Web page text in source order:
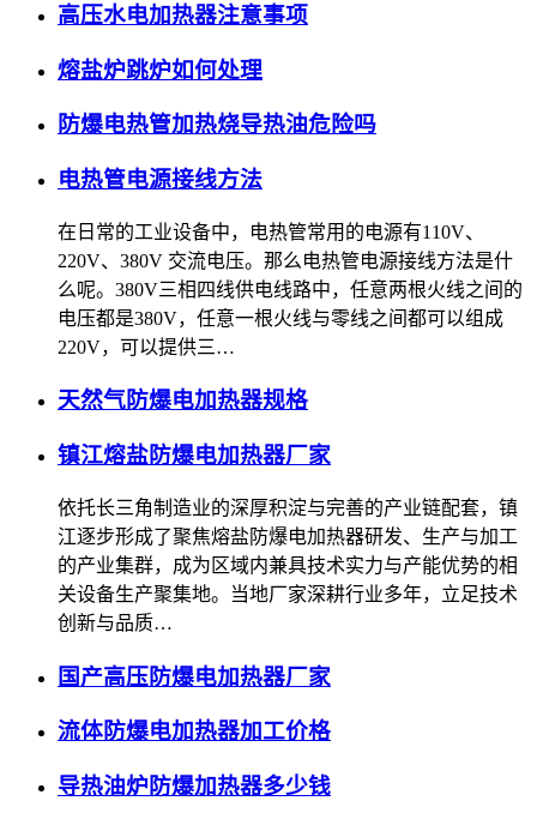
高压水电加热器注意事项
熔盐炉跳炉如何处理
防爆电热管加热烧导热油危险吗
电热管电源接线方法
在日常的工业设备中，电热管常用的电源有110V、
220V、380V 交流电压。那么电热管电源接线方法是什
么呢。380V三相四线供电线路中，任意两根火线之间的
电压都是380V，任意一根火线与零线之间都可以组成
220V，可以提供三…
天然气防爆电加热器规格
镇江熔盐防爆电加热器厂家
依托长三角制造业的深厚积淀与完善的产业链配套，镇
江逐步形成了聚焦熔盐防爆电加热器研发、生产与加工
的产业集群，成为区域内兼具技术实力与产能优势的相
关设备生产聚集地。当地厂家深耕行业多年，立足技术
创新与品质…
国产高压防爆电加热器厂家
流体防爆电加热器加工价格
导热油炉防爆加热器多少钱